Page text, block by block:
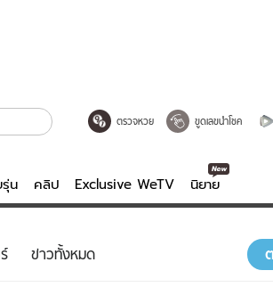
ตรวจหวย ขูดเลขนำโชค
น คลิป Exclusive WeTV นิยาย
บันเทิงครบรส ค
ฮ
ข่าวทั้งหมด